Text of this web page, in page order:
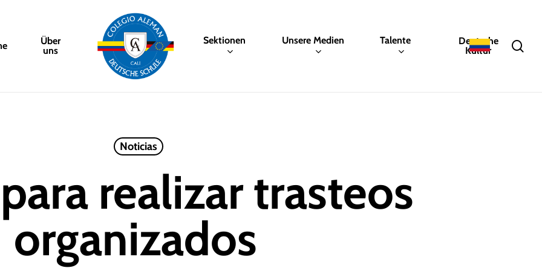
Über
uns
Sektionen Unsere Medien Talente
Deutsche
Kultur
Noticias
realizar trasteos
organizados